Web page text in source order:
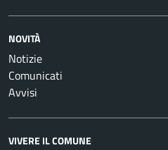
NOVITÀ
Notizie
Comunicati
Avvisi
VIVERE IL COMUNE